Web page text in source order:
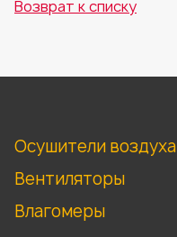
Возврат к списку
Осушители воздуха
Вентиляторы
Влагомеры